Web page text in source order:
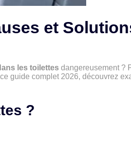
et
les toilettes dangereusement ?
guide complet 2026, découvrez
?